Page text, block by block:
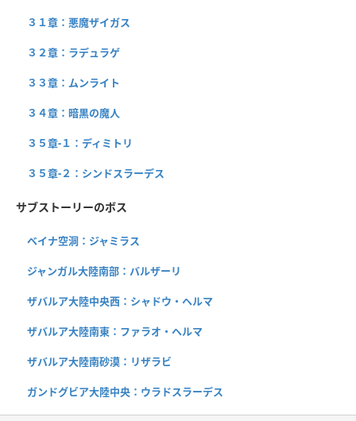
３１章：悪魔ザイガス
３２章：ラデュラゲ
３３章：ムンライト
３４章：暗黒の魔人
３５章-１：ディミトリ
３５章-２：シンドスラーデス
サブストーリーのボス
ベイナ空洞：ジャミラス
ジャンガル大陸南部：バルザーリ
ザバルア大陸中央西：シャドウ・ヘルマ
ザバルア大陸南東：ファラオ・ヘルマ
ザバルア大陸南砂漠：リザラビ
ガンドグビア大陸中央：ウラドスラーデス